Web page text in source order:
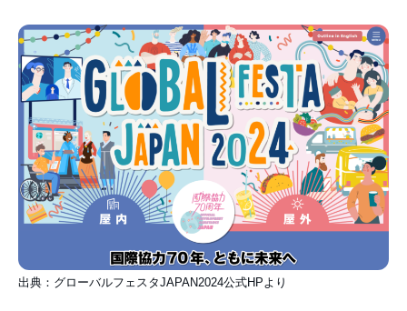
出典：グローバルフェスタJAPAN2024公式HPより